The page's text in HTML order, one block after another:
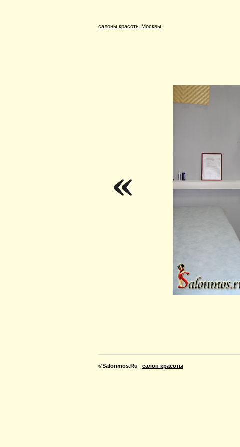
салоны красоты Москвы
©Salonmos.Ru салон красоты